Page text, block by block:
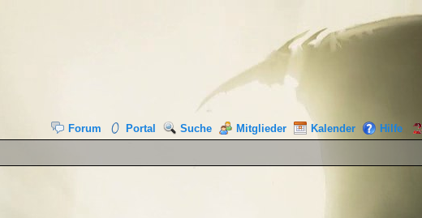
Forum Portal Suche Mitglieder Kalender Hilfe